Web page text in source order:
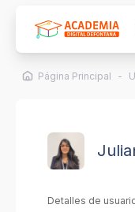
Página Principal
Detalles de